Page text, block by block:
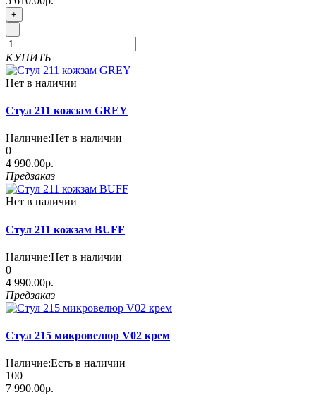
+
-
КУПИТЬ
Нет в наличии
Стул 211 кожзам GREY
Наличие:Нет в наличии
0
4 990.00р.
Предзаказ
Нет в наличии
Стул 211 кожзам BUFF
Наличие:Нет в наличии
0
4 990.00р.
Предзаказ
Стул 215 микровелюр V02 крем
Наличие:Есть в наличии
100
7 990.00р.